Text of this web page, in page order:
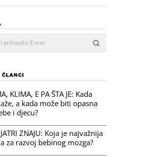
ČLANCI
KLIMA, E PA ŠTA JE: Kada
a kada može biti opasna
i djecu?
ZNAJU: Koja je najvažnija
za razvoj bebinog mozga?